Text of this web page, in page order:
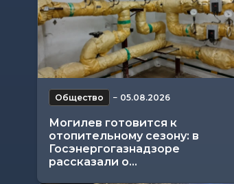
Общество − 05.08.2026
Могилев готовится к
отопительному сезону: в
Госэнергогазнадзоре
рассказали о...